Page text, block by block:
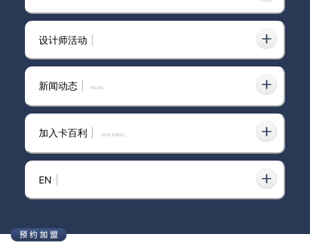
2025-01-28
2025-09-30
高端案例丨卡百利艺术漆美学馆：感
市场口碑好的艺术漆品牌有哪些？从
设计师活动
新闻动态 news
加入卡百利 JOIN KABEL
EN